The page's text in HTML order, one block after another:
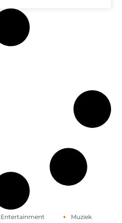
Entertainment
Muziek